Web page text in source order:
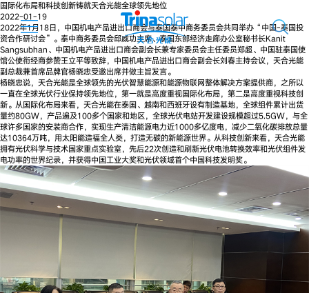
国际化布局和科技创新铸就天合光能全球领先地位
2022-01-19
2022年1月18日，中国机电产品进出口商会与泰国泰中商务委员会共同举办“中国-泰国投
资合作研讨会”。泰中商务委员会邱威功主席、泰国东部经济走廊办公室秘书长Kanit
Sangsubhan、中国机电产品进出口商会副会长兼专家委员会主任委员郑超、中国驻泰国使
馆公使衔经商参赞王立平等致辞，中国机电产品进出口商会副会长刘春主持会议，天合光能
副总裁兼首席品牌官杨晓忠受邀出席并做主旨发言。
杨晓忠说，天合光能是全球领先的光伏智慧能源和能源物联网整体解决方案提供商，之所以
一直在全球光伏行业保持领先地位，第一就是高度重视国际化布局，第二是高度重视科技创
新。从国际化布局来看，天合光能在泰国、越南和西班牙设有制造基地，全球组件累计出货
量约80GW，产品遍及100多个国家和地区，全球光伏电站开发建设规模超过5.5GW，与全
球许多国家的安装商合作，实现生产清洁能源电力近1000多亿度电，减少二氧化碳排放总量
达10364万吨，用太阳能造福全人类，打造无碳的新能源世界。从科技创新来看，天合光能
拥有光伏科学与技术国家重点实验室，先后22次创造和刷新光伏电池转换效率和光伏组件发
电功率的世界纪录，并获得中国工业大奖和光伏领域首个中国科技发明奖。